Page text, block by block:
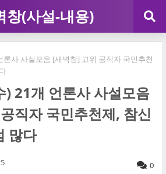
창(사설-내용)
론사 사설모음 [새벽창] 고위 공직자 국민추천
21개 언론사 사설모음
직자 국민추천제, 참신
많다
0